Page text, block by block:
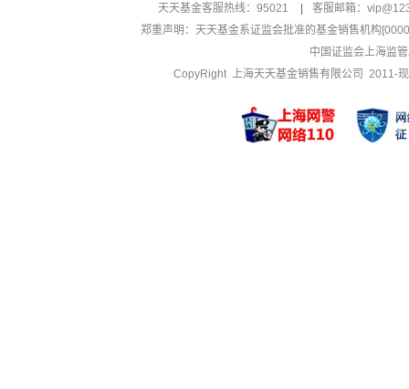
天天基金客服热线：95021
客服邮箱：
郑重声明： 天天基金系证监会批准的基金销售机构
中国证监会上海监
CopyRight 上海天天基金销售有限公司 2011-